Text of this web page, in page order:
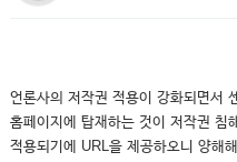
언론사의 저작권 적용이 강화되면서
홈페이지에 탑재하는 것이 저작권 침
적용되기에 URL을 제공하오니 양해